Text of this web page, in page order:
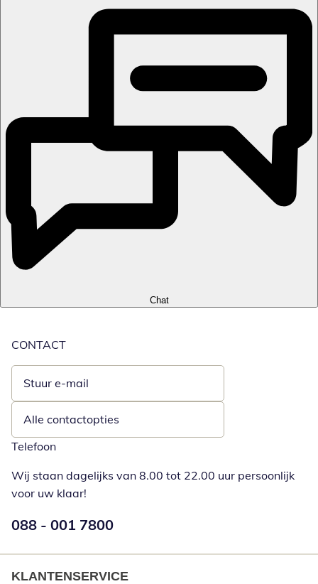
Chat
CONTACT
Stuur e-mail
Opent e-mailclient
Alle contactopties
Telefoon
Wij staan dagelijks van 8.00 tot 22.00 uur persoonlijk
voor uw klaar!
Telefoonnummer:
088 - 001 7800
KLANTENSERVICE